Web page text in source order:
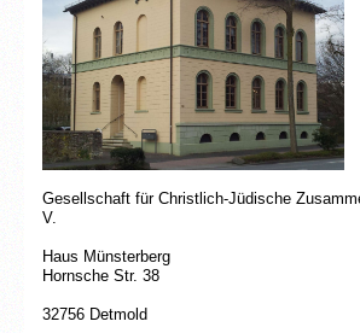
Gesellschaft für Christlich-Jüdische
V.
Haus Münsterberg
Hornsche Str. 38
32756 Detmold